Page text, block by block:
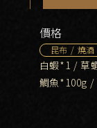
價格
昆布 / 燒
白蝦*1 / 草
鯛魚*100g /